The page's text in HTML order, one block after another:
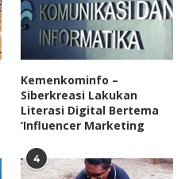
Kemenkominfo –
Siberkreasi Lakukan
Literasi Digital Bertema
‘Influencer Marketing
4